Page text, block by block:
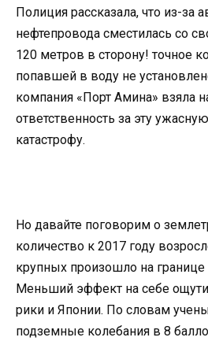
Полиция рассказала, что из-за
нефтепровода сместилась со
120 метров в сторону! точное
попавшей в воду не
компания «Порт Амина» взяла
ответственность за эту
катастрофу.
Но давайте поговорим о
количество к 2017 году
крупных произошло на
Меньший эффект на себе
рики и Японии. По словам
подземные колебания в 8